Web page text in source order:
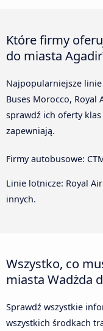
Które firmy
do miasta
Najpopularniejsze
Buses Morocco, Royal
sprawdź ich oferty
zapewniają.
Firmy autobusowe:
Linie lotnicze: Royal
innych.
Wszystko, co
miasta Wadżda
Sprawdź wszystkie
wszystkich środkach